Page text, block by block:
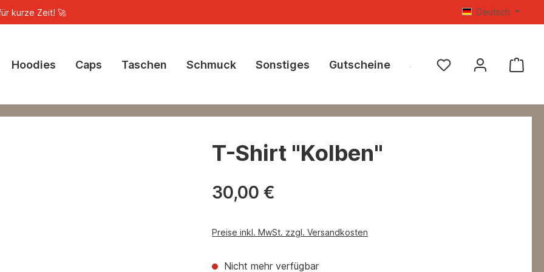
kurze Zeit! 🚀 Deutsch
Hoodies Caps Taschen Schmuck Sonstiges Gutscheine SALE %
T-Shirt "Kolben"
30,00 €
Preise inkl. MwSt. zzgl. Versandkosten
Nicht mehr verfügbar